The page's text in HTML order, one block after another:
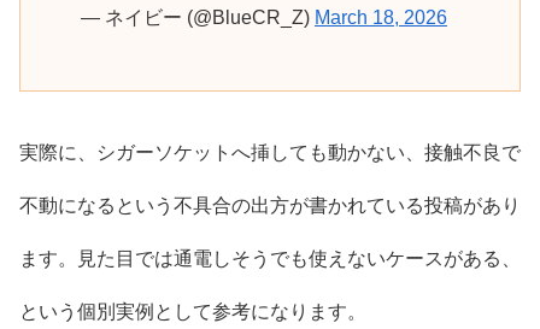
— ネイビー (@BlueCR_Z) March 18, 2026
実際に、シガーソケットへ挿しても動かない、接触不良で
不動になるという不具合の出方が書かれている投稿があり
ます。見た目では通電しそうでも使えないケースがある、
という個別実例として参考になります。